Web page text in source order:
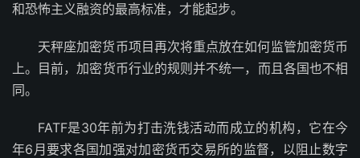
和恐怖主义融资的最高标准，才能起步。
天秤座加密货币项目再次将重点放在如何监管加密货币
上。目前，加密货币行业的规则并不统一，而且各国也不相
同。
FATF是30年前为打击洗钱活动而成立的机构，它在今
年6月要求各国加强对加密货币交易所的监督，以阻止数字